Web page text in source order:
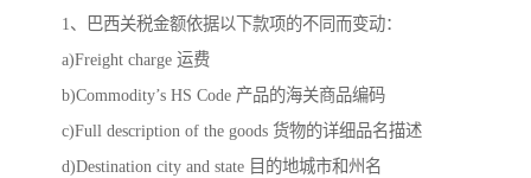
1、巴西关税金额依据以下款项的不同而变动：
a)Freight charge 运费
b)Commodity’s HS Code 产品的海关商品编码
c)Full description of the goods 货物的详细品名描述
d)Destination city and state 目的地城市和州名